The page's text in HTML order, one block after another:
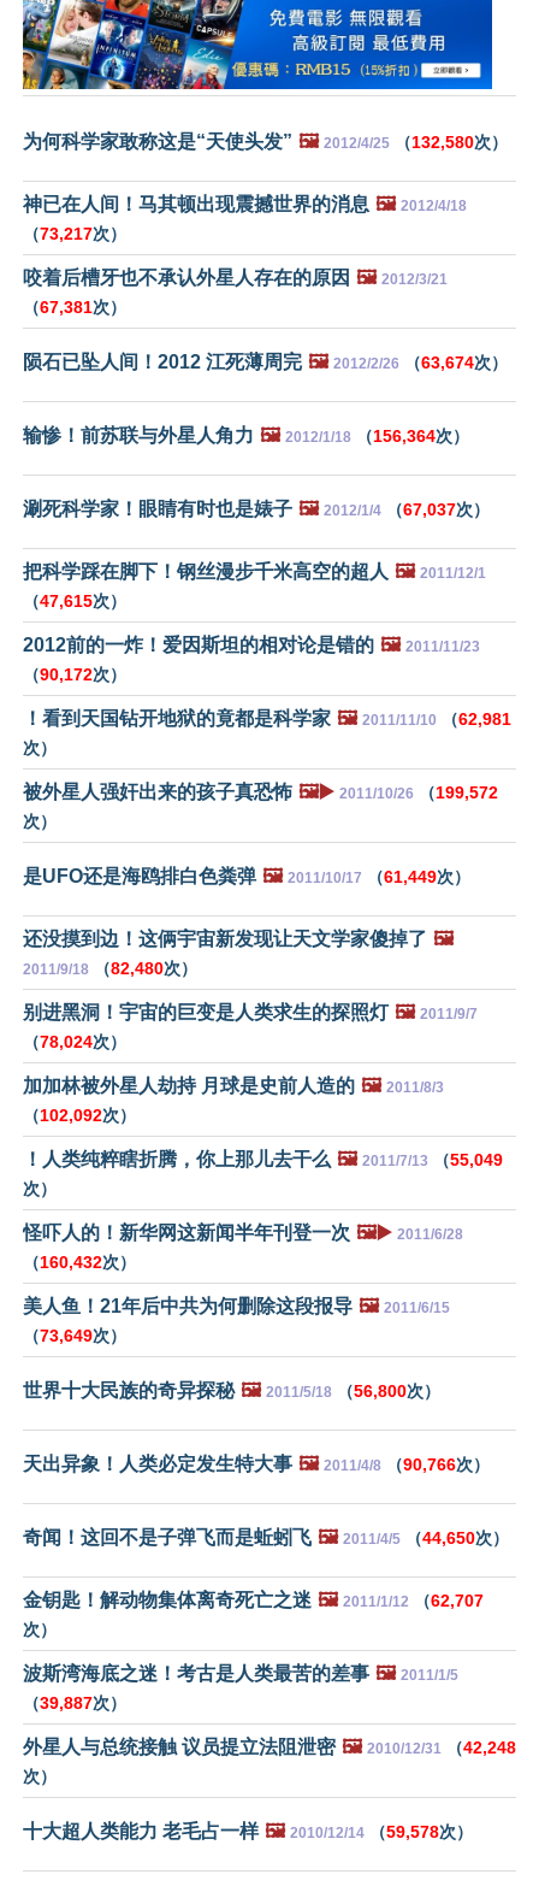
为何科学家敢称这是“天使头发” 🖼️ 2012/4/25 （132,580次）
神已在人间！马其顿出现震撼世界的消息 🖼️ 2012/4/18
（73,217次）
咬着后槽牙也不承认外星人存在的原因 🖼️ 2012/3/21
（67,381次）
陨石已坠人间！2012 江死薄周完 🖼️ 2012/2/26 （63,674次）
输惨！前苏联与外星人角力 🖼️ 2012/1/18 （156,364次）
涮死科学家！眼睛有时也是婊子 🖼️ 2012/1/4 （67,037次）
把科学踩在脚下！钢丝漫步千米高空的超人 🖼️ 2011/12/1
（47,615次）
2012前的一炸！爱因斯坦的相对论是错的 🖼️ 2011/11/23
（90,172次）
！看到天国钻开地狱的竟都是科学家 🖼️ 2011/11/10 （62,981
次）
被外星人强奸出来的孩子真恐怖 🖼️▶️ 2011/10/26 （199,572
次）
是UFO还是海鸥排白色粪弹 🖼️ 2011/10/17 （61,449次）
还没摸到边！这俩宇宙新发现让天文学家傻掉了 🖼️
2011/9/18 （82,480次）
别进黑洞！宇宙的巨变是人类求生的探照灯 🖼️ 2011/9/7
（78,024次）
加加林被外星人劫持 月球是史前人造的 🖼️ 2011/8/3
（102,092次）
！人类纯粹瞎折腾，你上那儿去干么 🖼️ 2011/7/13 （55,049
次）
怪吓人的！新华网这新闻半年刊登一次 🖼️▶️ 2011/6/28
（160,432次）
美人鱼！21年后中共为何删除这段报导 🖼️ 2011/6/15
（73,649次）
世界十大民族的奇异探秘 🖼️ 2011/5/18 （56,800次）
天出异象！人类必定发生特大事 🖼️ 2011/4/8 （90,766次）
奇闻！这回不是子弹飞而是蚯蚓飞 🖼️ 2011/4/5 （44,650次）
金钥匙！解动物集体离奇死亡之迷 🖼️ 2011/1/12 （62,707
次）
波斯湾海底之迷！考古是人类最苦的差事 🖼️ 2011/1/5
（39,887次）
外星人与总统接触 议员提立法阻泄密 🖼️ 2010/12/31 （42,248
次）
十大超人类能力 老毛占一样 🖼️ 2010/12/14 （59,578次）